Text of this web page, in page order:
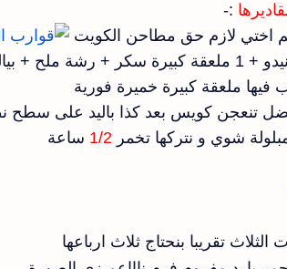
:-
تنعجن كويس بعد كذا باليد على سطح
شوي و نتركها تخمر 1/2 ساعة
الثلاث تقريبا بنحتاج ثلاث ارباعها